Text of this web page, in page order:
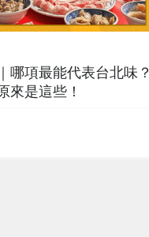
哪項最能代表台北味？
來是這些！